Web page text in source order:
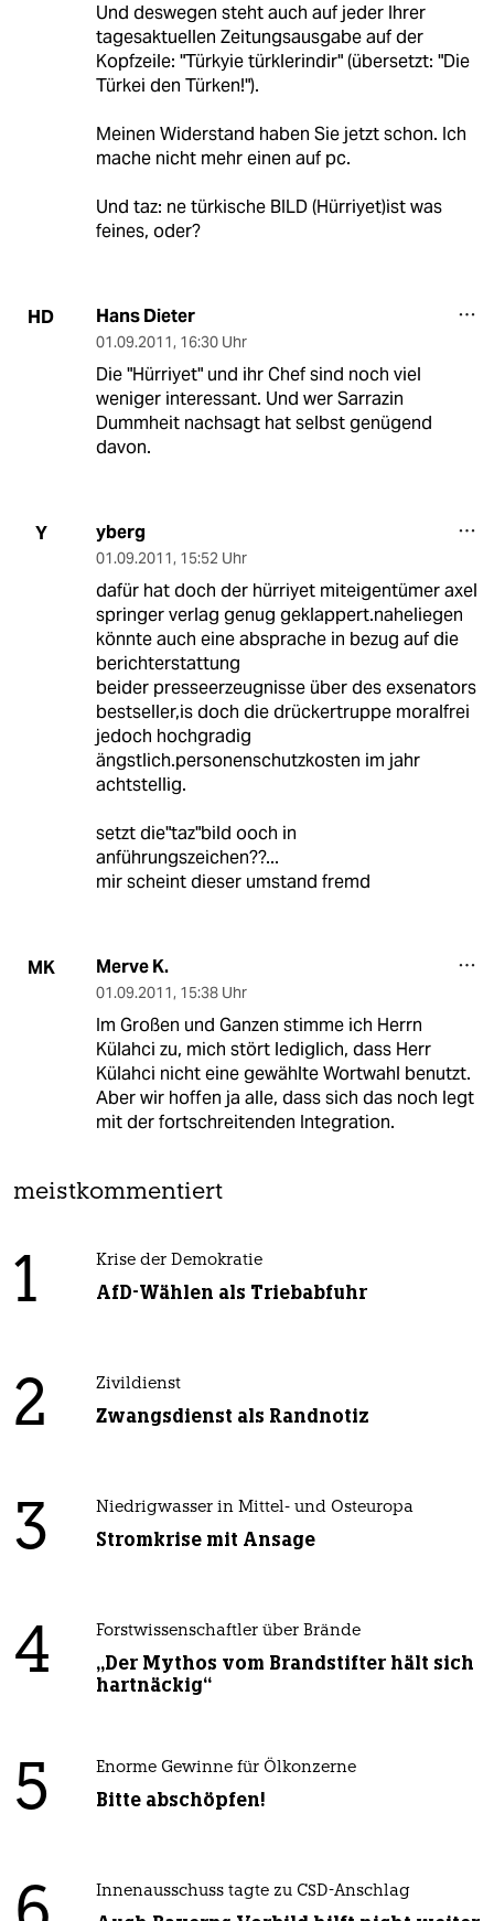
Und deswegen steht auch auf jeder Ihrer
tagesaktuellen Zeitungsausgabe auf der
Kopfzeile: "Türkyie türklerindir" (übersetzt: "Die
Türkei den Türken!").
Meinen Widerstand haben Sie jetzt schon. Ich
mache nicht mehr einen auf pc.
Und taz: ne türkische BILD (Hürriyet)ist was
feines, oder?
HD Hans Dieter
01.09.2011, 16:30 Uhr
Die "Hürriyet" und ihr Chef sind noch viel
weniger interessant. Und wer Sarrazin
Dummheit nachsagt hat selbst genügend
davon.
Y yberg
01.09.2011, 15:52 Uhr
dafür hat doch der hürriyet miteigentümer axel
springer verlag genug geklappert.naheliegen
könnte auch eine absprache in bezug auf die
berichterstattung
beider presseerzeugnisse über des exsenators
bestseller,is doch die drückertruppe moralfrei
jedoch hochgradig
ängstlich.personenschutzkosten im jahr
achtstellig.
setzt die"taz"bild ooch in
anführungszeichen??...
mir scheint dieser umstand fremd
MK Merve K.
01.09.2011, 15:38 Uhr
Im Großen und Ganzen stimme ich Herrn
Külahci zu, mich stört lediglich, dass Herr
Külahci nicht eine gewählte Wortwahl benutzt.
Aber wir hoffen ja alle, dass sich das noch legt
mit der fortschreitenden Integration.
meistkommentiert
1 Krise der Demokratie
AfD-Wählen als Triebabfuhr
2 Zivildienst
Zwangsdienst als Randnotiz
3 Niedrigwasser in Mittel- und Osteuropa
Stromkrise mit Ansage
4 Forstwissenschaftler über Brände
„Der Mythos vom Brandstifter hält sich
hartnäckig“
5 Enorme Gewinne für Ölkonzerne
Bitte abschöpfen!
Innenausschuss tagte zu CSD-Anschlag